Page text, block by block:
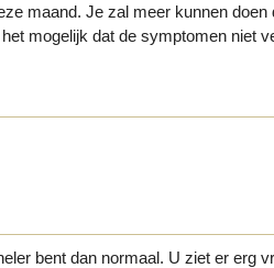
maand. Je zal meer kunnen doen
mogelijk dat de symptomen niet
bent dan normaal. U ziet er erg